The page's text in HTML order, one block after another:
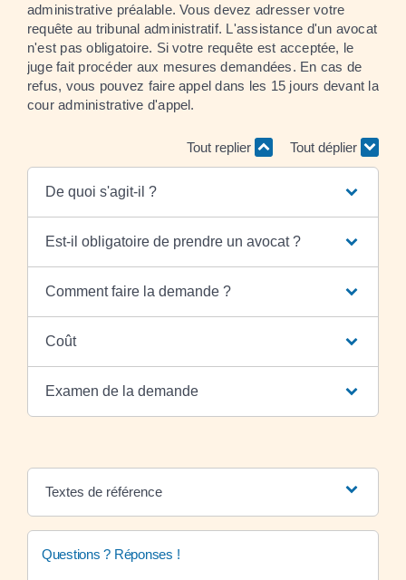
administrative préalable. Vous devez adresser votre
requête au tribunal administratif. L'assistance d'un avocat
n'est pas obligatoire. Si votre requête est acceptée, le
juge fait procéder aux mesures demandées. En cas de
refus, vous pouvez faire appel dans les 15 jours devant la
cour administrative d'appel.
Tout replier Tout déplier
De quoi s'agit-il ?
Est-il obligatoire de prendre un avocat ?
Comment faire la demande ?
Coût
Examen de la demande
Textes de référence
Questions ? Réponses !